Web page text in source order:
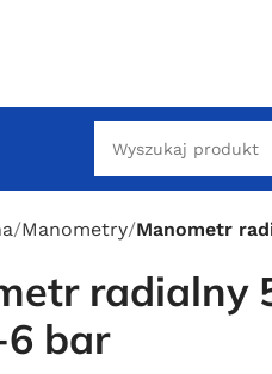
Manometry Manometr
radialny
6 bar